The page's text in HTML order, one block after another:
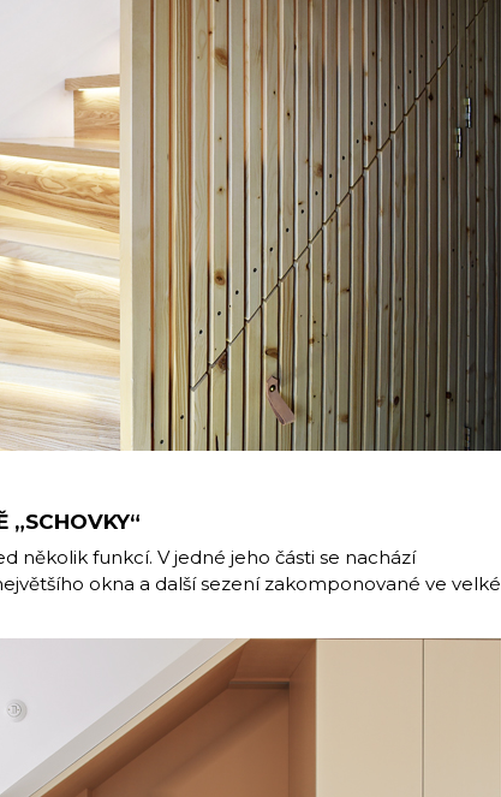
„SCHOVKY“
několik funkcí. V jedné jeho části se nachází
okna a další sezení zakomponované ve velké